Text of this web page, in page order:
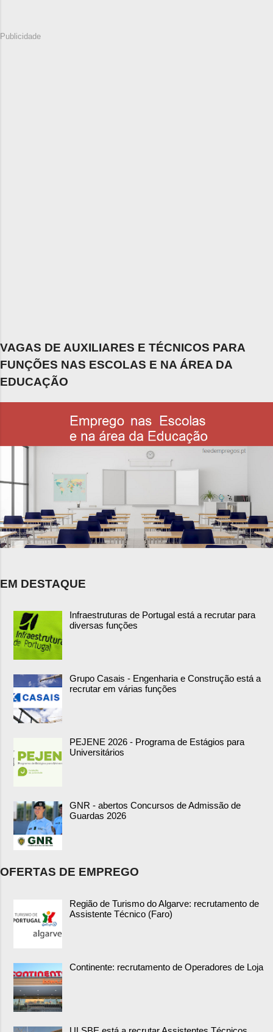
Publicidade
VAGAS DE AUXILIARES E TÉCNICOS PARA
FUNÇÕES NAS ESCOLAS E NA ÁREA DA
EDUCAÇÃO
EM DESTAQUE
Infraestruturas de Portugal está a recrutar para
diversas funções
Grupo Casais - Engenharia e Construção está a
recrutar em várias funções
PEJENE 2026 - Programa de Estágios para
Universitários
GNR - abertos Concursos de Admissão de
Guardas 2026
OFERTAS DE EMPREGO
Região de Turismo do Algarve: recrutamento de
Assistente Técnico (Faro)
Continente: recrutamento de Operadores de Loja